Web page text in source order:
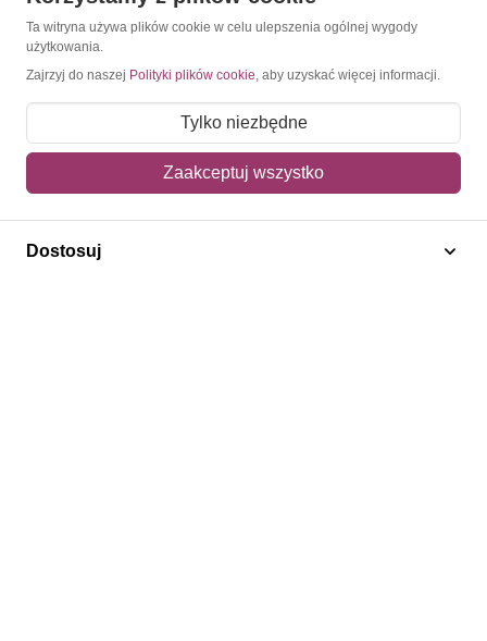
Konto
Moje konto
Mój koszyk
Adres dostawy
Ta witryna używa plików cookie w celu ulepszenia ogólnej wygody
użytkowania.
Zajrzyj do naszej Polityki plików cookie, aby uzyskać więcej informacji.
Tylko niezbędne
Zaakceptuj wszystko
Dostosuj